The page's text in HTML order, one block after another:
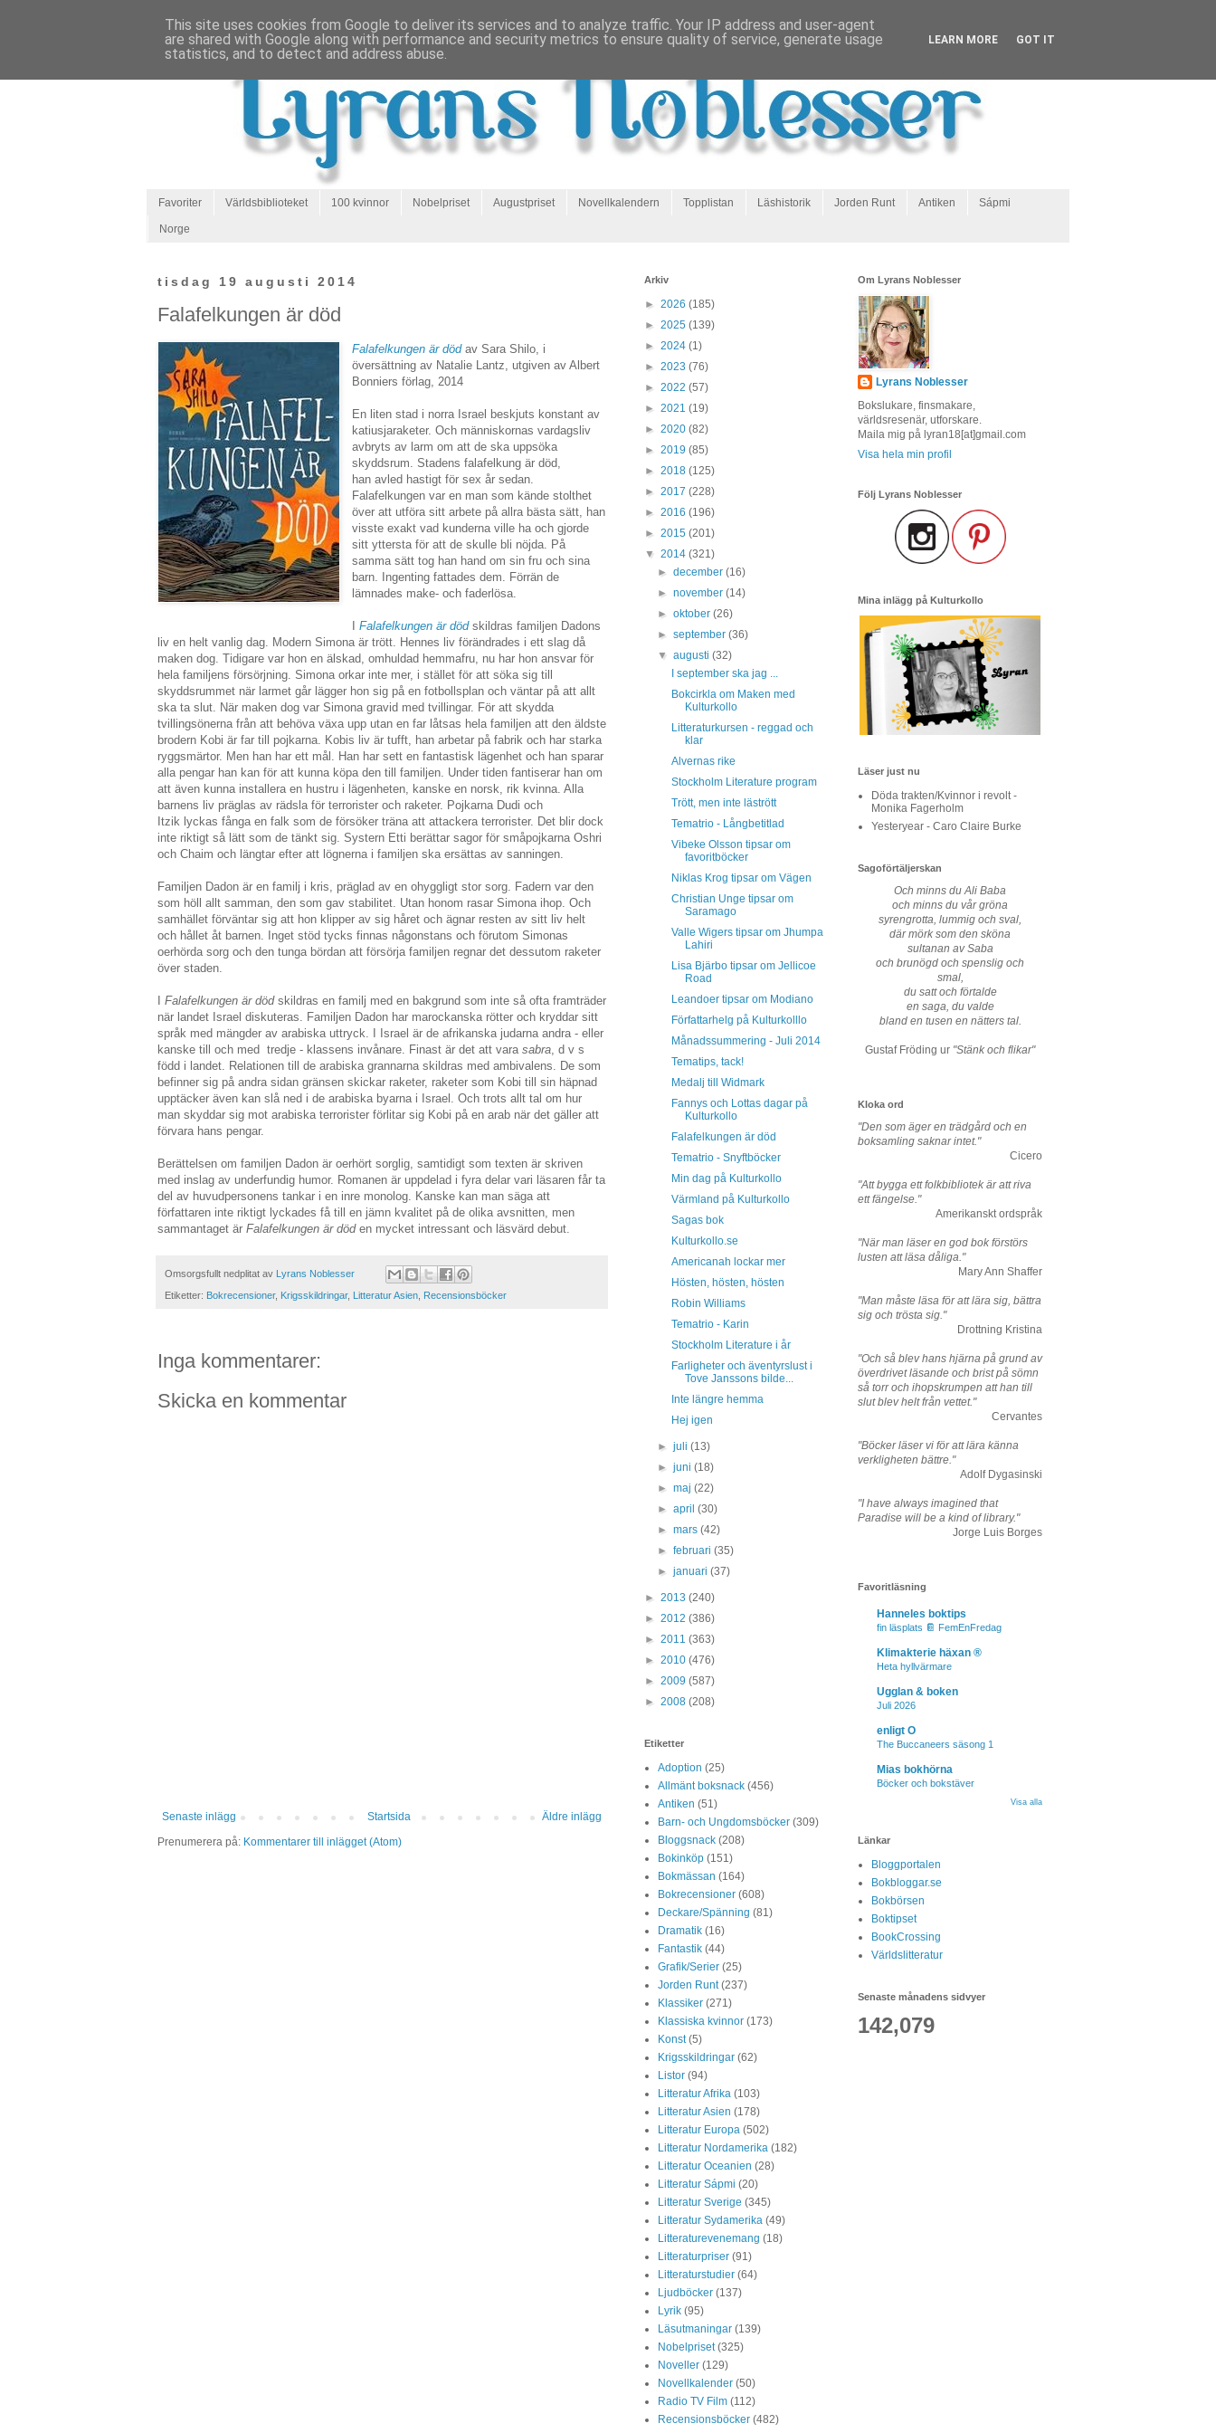
Favoriter Världsbiblioteket 100 kvinnor Nobelpriset Augustpriset Novellkalendern Topplistan Läshistorik Jorden Runt Antiken Sápmi
Norge
tisdag 19 augusti 2014
Falafelkungen är död
Falafelkungen är dödav Sara Shilo, i
översättning av Natalie Lantz, utgiven av Albert
Bonniers förlag, 2014
En liten stad i norra Israel beskjuts konstant av
katiusjaraketer. Och människornas vardagsliv
avbryts av larm om att de ska uppsöka
skyddsrum. Stadens falafelkung är död,
han avled hastigt för sex år sedan.
Falafelkungen var en man som kände stolthet
över att utföra sitt arbete på allra bästa sätt, han
visste exakt vad kunderna ville ha och gjorde
sitt yttersta för att de skulle bli nöjda. På
samma sätt tog han hand om sin fru och sina
barn. Ingenting fattades dem. Förrän de
lämnades make- och faderlösa.
IFalafelkungen är dödskildras familjen Dadons
liv en helt vanlig dag. Modern Simona är trött. Hennes liv förändrades i ett slag då
maken dog. Tidigare var hon en älskad, omhuldad hemmafru, nu har hon ansvar för
hela familjens försörjning. Simona orkar inte mer, i stället för att söka sig till
skyddsrummet när larmet går lägger hon sig på en fotbollsplan och väntar på att allt
ska ta slut. När maken dog var Simona gravid med tvillingar. För att skydda
tvillingsönerna från att behöva växa upp utan en far låtsas hela familjen att den äldste
brodern Kobi är far till pojkarna. Kobis liv är tufft, han arbetar på fabrik och har starka
ryggsmärtor. Men han har ett mål. Han har sett en fantastisk lägenhet och han sparar
alla pengar han kan för att kunna köpa den till familjen. Under tiden fantiserar han om
att även kunna installera en hustru i lägenheten, kanske en norsk, rik kvinna. Alla
barnens liv präglas av rädsla för terrorister och raketer. Pojkarna Dudi och
Itzik lyckas fånga en falk som de försöker träna att attackera terrorister. Det blir dock
inte riktigt så lätt som de tänkt sig. Systern Etti berättar sagor för småpojkarna Oshri
och Chaim och längtar efter att lögnerna i familjen ska ersättas av sanningen.
Familjen Dadon är en familj i kris, präglad av en ohyggligt stor sorg. Fadern var den
som höll allt samman, den som gav stabilitet. Utan honom rasar Simona ihop. Och
samhället förväntar sig att hon klipper av sig håret och ägnar resten av sitt liv helt
och hållet åt barnen. Inget stöd tycks finnas någonstans och förutom Simonas
oerhörda sorg och den tunga bördan att försörja familjen regnar det dessutom raketer
över staden.
Falafelkungen är dödskildras en familj med en bakgrund som inte så ofta framträder
när landet Israel diskuteras. Familjen Dadon har marockanska rötter och kryddar sitt
språk med mängder av arabiska uttryck. I Israel är de afrikanska judarna andra - eller
kanske till och med tredje - klassens invånare. Finast är det att vara sabra, d v s
född i landet. Relationen till de arabiska grannarna skildras med ambivalens. De som
befinner sig på andra sidan gränsen skickar raketer, raketer som Kobi till sin häpnad
upptäcker även kan slå ned i de arabiska byarna i Israel. Och trots allt tal om hur
man skyddar sig mot arabiska terrorister förlitar sig Kobi på en arab när det gäller att
förvara hans pengar.
Berättelsen om familjen Dadon är oerhört sorglig, samtidigt som texten är skriven
med inslag av underfundig humor. Romanen är uppdelad i fyra delar vari läsaren får ta
del av huvudpersonens tankar i en inre monolog. Kanske kan man säga att
författaren inte riktigt lyckades få till en jämn kvalitet på de olika avsnitten, men
sammantaget är Falafelkungen är döden mycket intressant och läsvärd debut.
Omsorgsfullt nedplitat av Lyrans Noblesser
Etiketter: Bokrecensioner, Krigsskildringar, Litteratur Asien Recensionsböcker
Inga kommentarer:
Skicka en kommentar
Senaste inlägg Äldre inlägg
Startsida
Prenumerera på: Kommentarer till inlägget (Atom)
Arkiv
► 2026 (185)
► 2025 (139)
► 2024 (1)
► 2023 (76)
► 2022 (57)
► 2021 (19)
► 2020 (82)
► 2019 (85)
► 2018 (125)
► 2017 (228)
► 2016 (196)
► 2015 (201)
▼ 2014 (321)
►december(16)
►november(14)
►oktober(26)
►september(36)
▼augusti(32)
I september ska jag ...
Bokcirkla om Maken med
Kulturkollo
Litteraturkursen - reggad och
klar
Alvernas rike
Stockholm Literature program
Trött, men inte lästrött
Tematrio - Långbetitlad
Vibeke Olsson tipsar om
favoritböcker
Niklas Krog tipsar om Vägen
Christian Unge tipsar om
Saramago
Valle Wigers tipsar om Jhumpa
Lahiri
Lisa Bjärbo tipsar om Jellicoe
Road
Leandoer tipsar om Modiano
Författarhelg på Kulturkolllo
Månadssummering - Juli 2014
Tematips, tack!
Medalj till Widmark
Fannys och Lottas dagar på
Kulturkollo
Falafelkungen är död
Tematrio - Snyftböcker
Min dag på Kulturkollo
Värmland på Kulturkollo
Sagas bok
Kulturkollo.se
Americanah lockar mer
Hösten, hösten, hösten
Robin Williams
Tematrio - Karin
Stockholm Literature i år
Farligheter och äventyrslust i
Tove Janssons bilde...
Inte längre hemma
Hej igen
►juli(13)
►juni(18)
►maj(22)
►april(30)
►mars(42)
►februari(35)
►januari(37)
► 2013 (240)
► 2012 (386)
► 2011 (363)
► 2010 (476)
► 2009 (587)
► 2008 (208)
Etiketter
Adoption (25)
Allmänt boksnack (456)
Antiken (51)
Barn- och Ungdomsböcker (309)
Bloggsnack (208)
Bokinköp (151)
Bokmässan (164)
Bokrecensioner (608)
Deckare/Spänning (81)
Dramatik (16)
Fantastik (44)
Grafik/Serier (25)
Jorden Runt (237)
Klassiker (271)
Klassiska kvinnor (173)
Konst (5)
Krigsskildringar (62)
Listor (94)
Litteratur Afrika (103)
Litteratur Asien (178)
Litteratur Europa (502)
Litteratur Nordamerika (182)
Litteratur Oceanien (28)
Litteratur Sápmi (20)
Litteratur Sverige (345)
Litteratur Sydamerika (49)
Litteraturevenemang (18)
Litteraturpriser (91)
Litteraturstudier (64)
Ljudböcker (137)
Lyrik (95)
Läsutmaningar (139)
Nobelpriset (325)
Noveller (129)
Novellkalender (50)
Radio TV Film (112)
Recensionsböcker (482)
Om Lyrans Noblesser
Lyrans Noblesser
Bokslukare, finsmakare,
världsresenär, utforskare.
Maila mig på lyran18[at]gmail.com
Visa hela min profil
Följ Lyrans Noblesser
Mina inlägg på Kulturkollo
Läser just nu
Döda trakten/Kvinnor i revolt -
Monika Fagerholm
Yesteryear - Caro Claire Burke
Sagoförtäljerskan
Och minns du Ali Baba
och minns du vår gröna
syrengrotta, lummig och sval,
där mörk som den sköna
sultanan av Saba
och brunögd och spenslig och
smal,
du satt och förtalde
en saga, du valde
bland en tusen en nätters tal.
Gustaf Fröding ur "Stänk och flikar"
Kloka ord
"Den som äger en trädgård och en
boksamling saknar intet."
Cicero
"Att bygga ett folkbibliotek är att riva
ett fängelse."
Amerikanskt ordspråk
"När man läser en god bok förstörs
lusten att läsa dåliga."
Mary Ann Shaffer
"Man måste läsa för att lära sig, bättra
sig och trösta sig."
Drottning Kristina
"Och så blev hans hjärna på grund av
överdrivet läsande och brist på sömn
så torr och ihopskrumpen att han till
slut blev helt från vettet."
Cervantes
"Böcker läser vi för att lära känna
verkligheten bättre."
Adolf Dygasinski
"I have always imagined that
Paradise will be a kind of library."
Jorge Luis Borges
Favoritläsning
Hanneles boktips
fin läsplats 📔 FemEnFredag
Klimakterie häxan ®
Heta hyllvärmare
Ugglan & boken
Juli 2026
enligt O
The Buccaneers säsong 1
Mias bokhörna
Böcker och bokstäver
Visa alla
Länkar
Bloggportalen
Bokbloggar.se
Bokbörsen
Boktipset
BookCrossing
Världslitteratur
Senaste månadens sidvyer
142,079
This site uses cookies from Google to deliver its services and to analyze traffic. Your IP address and user-agent
are shared with Google along with performance and security metrics to ensure quality of service, generate usage
statistics, and to detect and address abuse.
LEARN MORE GOT IT